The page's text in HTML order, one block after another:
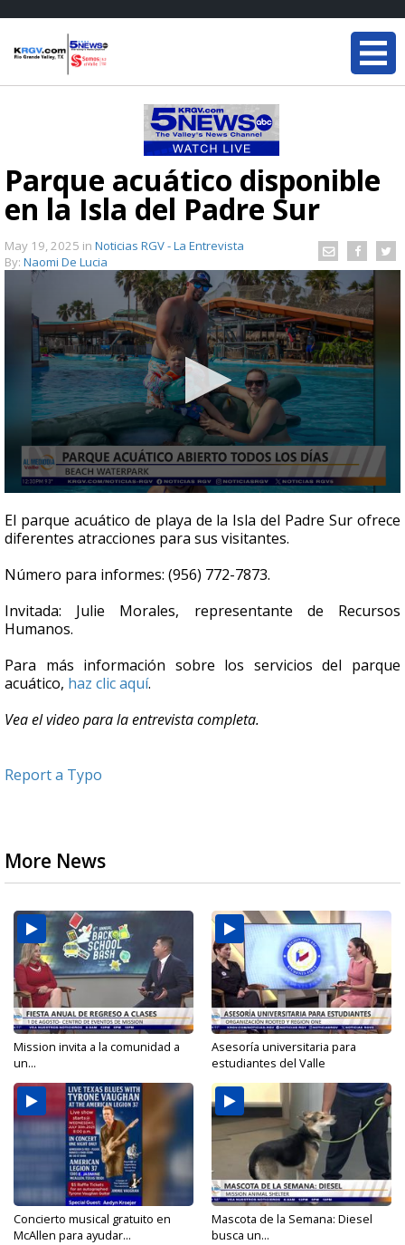
Parque acuático disponible
en la Isla del Padre Sur
May 19, 2025 in Noticias RGV - La Entrevista
By: Naomi De Lucia
seconds
of
3
47
El parque acuático de playa de la Isla del Padre Sur ofrece
diferentes atracciones para sus visitantes.
Número para informes: (956) 772-7873.
Invitada: Julie Morales, representante de Recursos
Humanos.
Para más información sobre los servicios del parque
acuático, haz clic aquí.
Vea el video para la entrevista completa.
Report a Typo
More News
Mission invita a la comunidad a
un...
Asesoría universitaria para
estudiantes del Valle
Concierto musical gratuito en
McAllen para ayudar...
Mascota de la Semana: Diesel
busca un...